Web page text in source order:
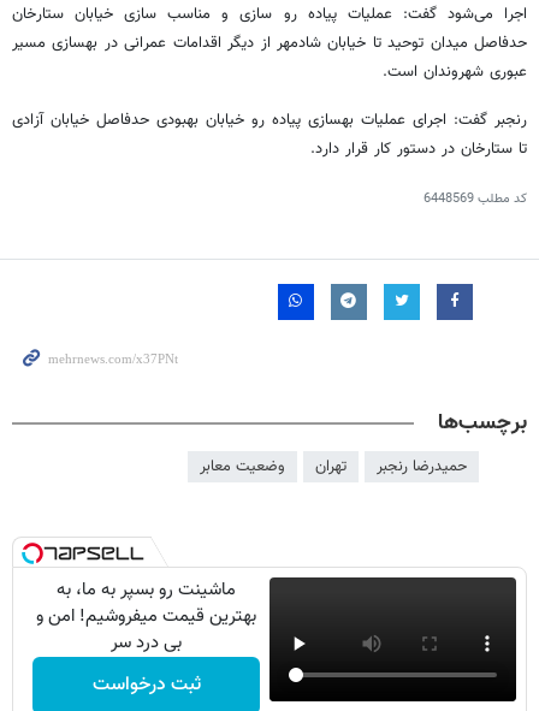
اجرا می‌شود گفت: عملیات پیاده رو سازی و مناسب سازی خیابان ستارخان
حدفاصل میدان توحید تا خیابان شادمهر از دیگر اقدامات عمرانی در بهسازی مسیر
عبوری شهروندان است.
رنجبر گفت: اجرای عملیات بهسازی پیاده رو خیابان بهبودی حدفاصل خیابان آزادی
تا ستارخان در دستور کار قرار دارد.
کد مطلب6448569
برچسب‌ها
حمیدرضا رنجبر تهران وضعیت معابر
ماشینت رو بسپر به ما، به
بهترین قیمت میفروشیم! امن و
بی درد سر
ثبت درخواست